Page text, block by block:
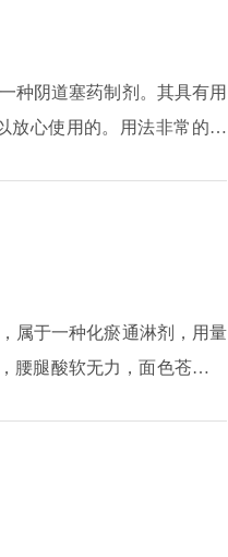
到三次，每次服用0.4克，
饮料，会引起一些不良反
种阴道塞药制剂。其具有用
放心使用的。用法非常的简
属于一种化瘀通淋剂，用量
腰腿酸软无力，面色苍白等